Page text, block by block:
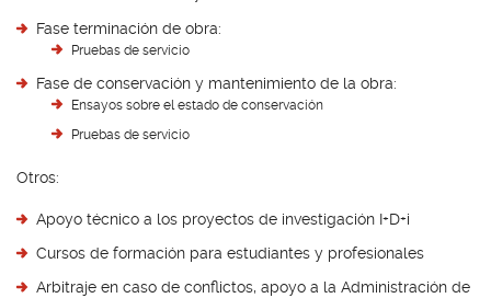
Fase terminación de obra:
Pruebas de servicio
Fase de conservación y mantenimiento de la obra:
Ensayos sobre el estado de conservación
Pruebas de servicio
Otros:
Apoyo técnico a los proyectos de investigación I+D+i
Cursos de formación para estudiantes y profesionales
Arbitraje en caso de conflictos, apoyo a la Administración de